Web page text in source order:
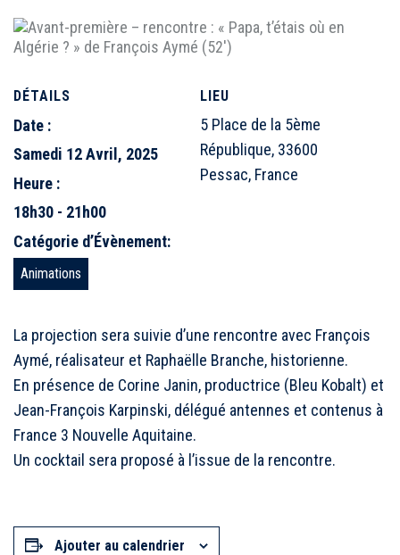
DÉTAILS
Date :
Samedi 12 Avril, 2025
Heure :
18h30 - 21h00
Catégorie d’Évènement:
Animations
LIEU
5 Place de la 5ème
République, 33600
Pessac, France
La projection sera suivie d’une rencontre avec François
Aymé, réalisateur et Raphaëlle Branche, historienne.
En présence de Corine Janin, productrice (Bleu Kobalt) et
Jean-François Karpinski, délégué antennes et contenus à
France 3 Nouvelle Aquitaine.
Un cocktail sera proposé à l’issue de la rencontre.
Ajouter au calendrier